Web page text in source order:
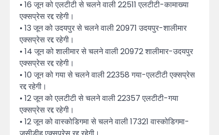
• 16 जून को एलटीटी से चलने वाली 22511 एलटीटी-कामाख्या
एक्सप्रेस रद्द रहेगी।
• 13 जून को उदयपुर से चलने वाली 20971 उदयपुर-शालीमार
एक्सप्रेस रद्द रहेगी।
• 14 जून को शालीमार से चलने वाली 20972 शालीमार-उदयपुर
एक्सप्रेस रद्द रहेगी।
• 10 जून को गया से चलने वाली 22358 गया-एलटीटी एक्सप्रेस
रद्द रहेगी।
• 12 जून को एलटीटी से चलने वाली 22357 एलटीटी-गया
एक्सप्रेस रद्द रहेगी।
• 12 जून को वास्कोडिगमा से चलने वाली 17321 वास्कोडिगमा-